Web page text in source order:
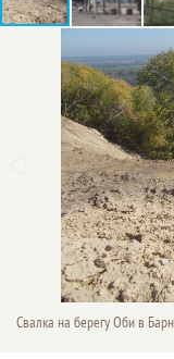
Свалка на берегу Оби в